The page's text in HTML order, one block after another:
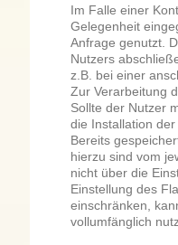
Im Falle einer
Gelegenheit
Anfrage genutzt.
Nutzers
z.B. bei einer
Zur Verarbeitung
Sollte der Nutzer
die Installation
Bereits
hierzu sind vom
nicht über die
Einstellung des
einschränken,
vollumfänglich